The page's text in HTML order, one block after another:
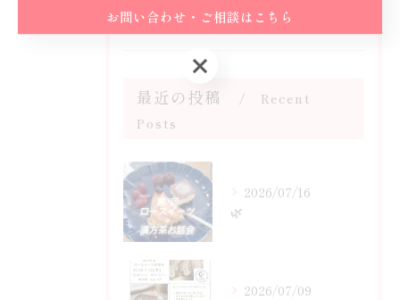
生理痛
最近の投稿
Recent
Posts
2026/07/16
🌿
2026/07/09
お問い合わせ・ご相談はこちら
お問い合わせ・ご相談はこちら